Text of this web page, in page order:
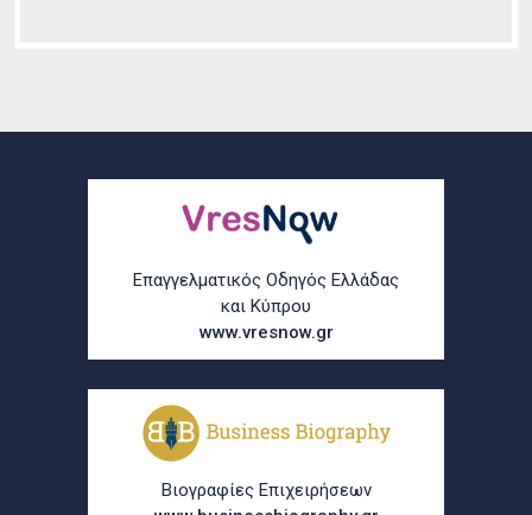
Επαγγελματικός Οδηγός Ελλάδας
και Κύπρου
www.vresnow.gr
Βιογραφίες Επιχειρήσεων